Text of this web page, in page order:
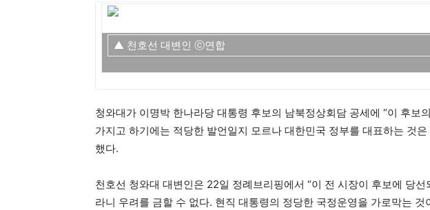
▲ 천호선 대변인 ⓒ연합
청와대가 이명박 한나라당 대통령 후보의 남북정상회담 공세에 “이 후보
가지고 하기에는 적당한 발언일지 모르나 대한민국 정부를 대표하는 것
했다.
천호선 청와대 대변인은 22일 정례브리핑에서 “이 전 시장이 후보에 당
라니 우려를 금할 수 없다. 현직 대통령의 정당한 국정운영을 가로막는